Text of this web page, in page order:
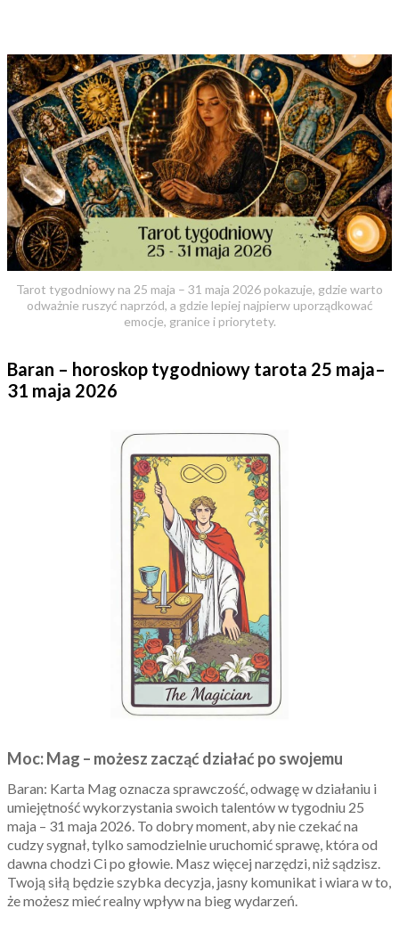
Tarot tygodniowy na 25 maja – 31 maja 2026 pokazuje, gdzie warto
odważnie ruszyć naprzód, a gdzie lepiej najpierw uporządkować
emocje, granice i priorytety.
Baran – horoskop tygodniowy tarota 25 maja–
31 maja 2026
Moc: Mag – możesz zacząć działać po swojemu
Baran: Karta Mag oznacza sprawczość, odwagę w działaniu i
umiejętność wykorzystania swoich talentów w tygodniu 25
maja – 31 maja 2026. To dobry moment, aby nie czekać na
cudzy sygnał, tylko samodzielnie uruchomić sprawę, która od
dawna chodzi Ci po głowie. Masz więcej narzędzi, niż sądzisz.
Twoją siłą będzie szybka decyzja, jasny komunikat i wiara w to,
że możesz mieć realny wpływ na bieg wydarzeń.